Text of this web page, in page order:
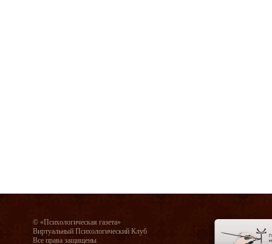
© «Психологическая газета»
Виртуальный Психологический Клуб
Все права защищены